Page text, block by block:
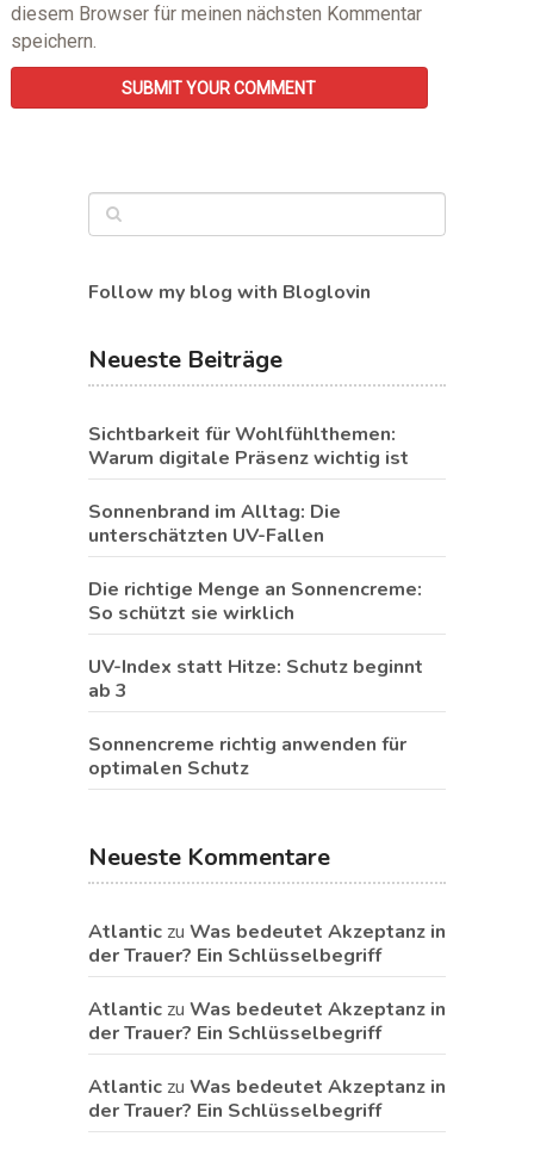
diesem Browser für meinen nächsten Kommentar
speichern.
Follow my blog with Bloglovin
Neueste Beiträge
Sichtbarkeit für Wohlfühlthemen:
Warum digitale Präsenz wichtig ist
Sonnenbrand im Alltag: Die
unterschätzten UV-Fallen
Die richtige Menge an Sonnencreme:
So schützt sie wirklich
UV-Index statt Hitze: Schutz beginnt
ab 3
Sonnencreme richtig anwenden für
optimalen Schutz
Neueste Kommentare
Atlantic zu Was bedeutet Akzeptanz in
der Trauer? Ein Schlüsselbegriff
Atlantic zu Was bedeutet Akzeptanz in
der Trauer? Ein Schlüsselbegriff
Atlantic zu Was bedeutet Akzeptanz in
der Trauer? Ein Schlüsselbegriff